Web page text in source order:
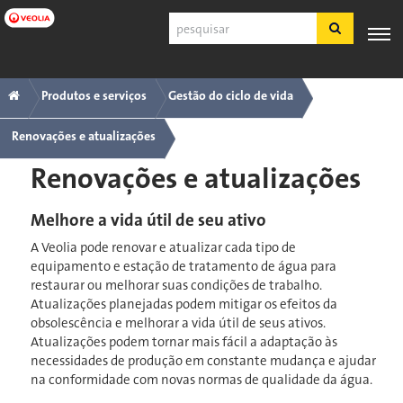
Pular
para
principal
Pesquisar
Navegação
principal
ESPECIALIZAÇÃO APLICAÇÕES
INDUSTRIAIS
PRODUTOS
E
SUPORTE
AO
CLIENTE
Português
SDS
COA
Carreiras
Inscreva-se
Fazer login
Fale conosco
Trilha
Produtos e serviços Gestão do ciclo de vida
Renovações e atualizações
Renovações e atualizações
Melhore a vida útil de seu ativo
A Veolia pode renovar e atualizar cada tipo de
equipamento e estação de tratamento de água para
restaurar ou melhorar suas condições de trabalho.
Atualizações planejadas podem mitigar os efeitos da
obsolescência e melhorar a vida útil de seus ativos.
Atualizações podem tornar mais fácil a adaptação às
necessidades de produção em constante mudança e ajudar
na conformidade com novas normas de qualidade da água.